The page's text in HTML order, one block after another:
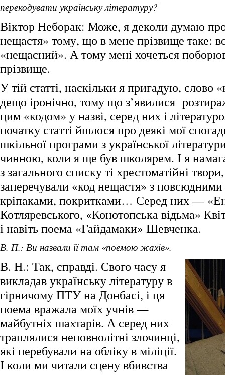
перекодувати українську літературу?
Віктор Неборак: Може, я деколи думаю
нещастя» тому, що в мене прізвище таке:
«нещасний». А тому мені хочеться
прізвище.
У тій статті, наскільки я пригадую, слово
дещо іронічно, тому що з’явилися
цим «кодом» у назві, серед них і
початку статті йшлося про деякі мої
шкільної програми з української
чинною, коли я ще був школярем. І я
з загального списку ті хрестоматійні
заперечували «код нещастя» з
кріпаками, покритками… Серед них —
Котляревського, «Конотопська відьма»
і навіть поема «Гайдамаки» Шевченка.
В. П.: Ви назвали її там «поемою жахів».
В. Н.: Так, справді. Свого часу я
викладав українську літературу в
гірничому ПТУ на Донбасі, і ця
поема вражала моїх учнів —
майбутніх шахтарів. А серед них
траплялися неповнолітні злочинці,
які перебували на обліку в міліції.
І коли ми читали сцену вбивства